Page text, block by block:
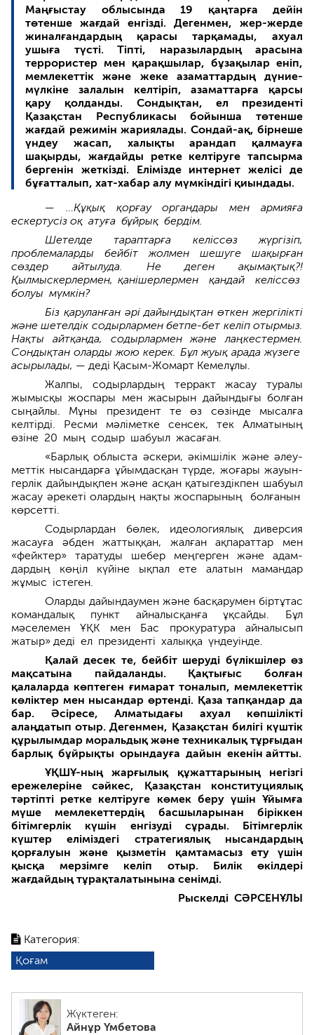
Категория:
Қоғам
Жүктеген:
Айнұр Үмбетова
Маңғыстау облысында 19 қаңтарға дейін
төтенше жағдай енгізді. Дегенмен, жер-жерде
жиналғандардың қарасы тарқамады, ахуал
ушыға түсті. Тіпті, наразылардың арасына
террористер мен қарақшылар, бұзақылар еніп,
мемлекеттік және жеке азаматтардың дүние-
мүлкіне залалын келтіріп, азаматтарға қарсы
қару қолданды. Сондықтан, ел президенті
Қазақстан Республикасы бойынша төтенше
жағдай режимін жариялады. Сондай-ақ, бірнеше
үндеу жасап, халықты арандап қалмауға
шақырды, жағдайды ретке келтіруге тапсырма
бергенін жеткізді. Елімізде интернет желісі де
бұғатталып, хат-хабар алу мүмкіндігі қиындады.
— …Құқық қорғау органдары мен армияға
ескертусіз оқ атуға бұйрық бердім.
Шетелде тараптарға келіссөз жүргізіп,
проблемаларды бейбіт жолмен шешуге шақырған
сөздер айтылуда. Не деген ақымақтық?!
Қылмыскерлермен, қанішерлермен қандай келіссөз
болуы мүмкін?
Біз қаруланған әрі дайындықтан өткен жергілікті
және шетелдік содырлармен бетпе-бет келіп отыр­мыз.
Нақты айтқанда, содырлармен және лаңкес­термен.
Сондықтан оларды жою керек. Бұл жуық арада жүзеге
асырылады, — деді Қасым-Жомарт Кемелұ­лы.
Жалпы, содырлардың терракт жасау туралы
жымысқы жоспары мен жасырын дайындығы болған
сыңайлы. Мұны президент те өз сөзінде мысалға
келтірді. Ресми мәліметке сенсек, тек Алматының
өзіне 20 мың содыр шабуыл жасаған.
«Барлық облыста әскери, әкімшілік және әлеу­
меттік нысандарға ұйымдасқан түрде, жоғары жауын­
герлік дайындықпен және асқан қатыгездікпен шабуыл
жасау әрекеті олардың нақты жоспарының болғанын
көрсетті.
Содырлардан бөлек, идеологиялық диверсия
жасауға әбден жаттыққан, жалған ақпараттар мен
«фейктер» таратуды шебер меңгерген және адам­
дардың көңіл күйіне ықпал ете алатын мамандар
жұмыс істеген.
Оларды дайындаумен және басқарумен біртұтас
командалық пункт айналысқанға ұқсайды. Бұл
мәселемен ҰҚК мен Бас прокуратура айналысып
жатыр» деді ел президенті халыққа үндеуінде.
Қалай десек те, бейбіт шеруді бүлікшілер өз
мақсатына пайдаланды. Қақтығыс болған
қалаларда көптеген ғимарат тоналып, мемлекеттік
көліктер мен нысандар өртенді. Қаза тапқандар да
бар. Әсіресе, Алматыдағы ахуал көпшілікті
алаңдатып отыр. Дегенмен, Қазақстан билігі күштік
құрылымдар моральдық және техникалық тұрғыдан
барлық бұйрықты орындауға дайын екенін айтты.
ҰҚШҰ-ның жарғылық құжаттарының негізгі
ережелеріне сәйкес, Қазақстан конституциялық
тәртіпті ретке келтіруге көмек беру үшін Ұйымға
мүше мемлекеттердің басшыларынан біріккен
бітімгерлік күшін енгізуді сұрады. Бітімгерлік
күштер еліміздегі стратегиялық нысандардың
қорғалуын және қызметін қамтамасыз ету үшін
қысқа мерзімге келіп отыр. Билік өкілдері
жағдайдың тұрақталатынына сенімді.
Рыскелді СӘРСЕНҰЛЫ